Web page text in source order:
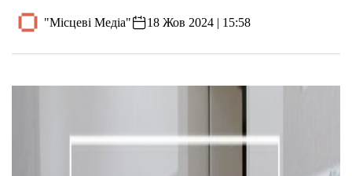
"Місцеві Медіа" 18 Жов 2024 | 15:58